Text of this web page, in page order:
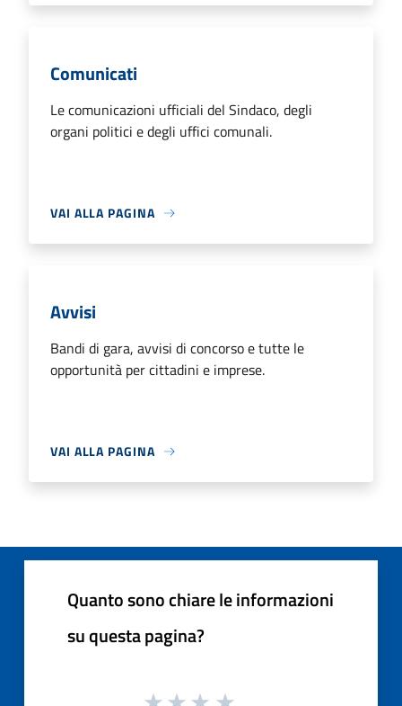
Comunicati
Le comunicazioni ufficiali del Sindaco, degli
organi politici e degli uffici comunali.
VAI ALLA PAGINA
Avvisi
Bandi di gara, avvisi di concorso e tutte le
opportunità per cittadini e imprese.
VAI ALLA PAGINA
Quanto sono chiare le informazioni
su questa pagina?